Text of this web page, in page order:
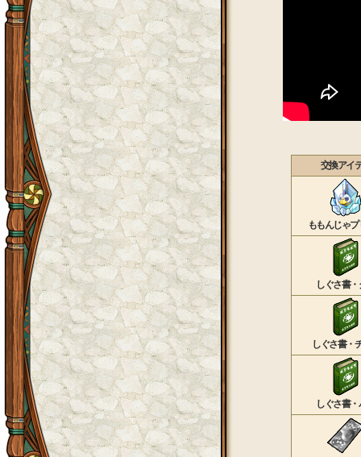
交換アイ
ももんじゃ
しぐさ書・
しぐさ書・
しぐさ書・